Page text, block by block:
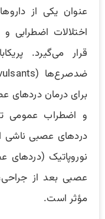
عنوان یکی از
اختلالات اضطرابی
قرار می‌گیرد.
برای درمان دردهای
و اضطراب عمومی
دردهای عصبی ناشی
نوروپاتیک (دردهای
عصبی بعد از
مؤثر است.